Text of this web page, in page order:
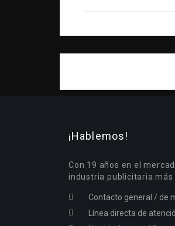
¡Hablemos!
Con 19 años en el
industria publicitaria más
Contacto general / de
Línea directa de